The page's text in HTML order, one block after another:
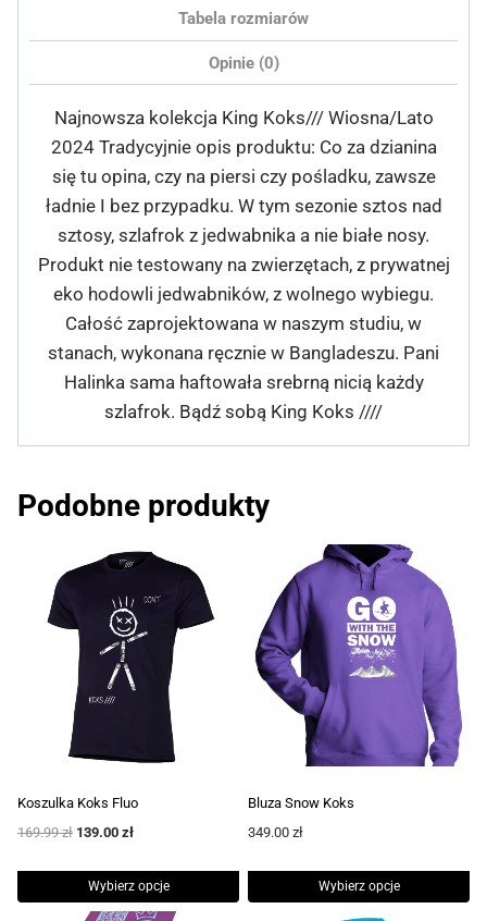
Tabela rozmiarów
Opinie (0)
Najnowsza kolekcja King Koks/// Wiosna/Lato
2024 Tradycyjnie opis produktu: Co za dzianina
się tu opina, czy na piersi czy pośladku, zawsze
ładnie I bez przypadku. W tym sezonie sztos nad
sztosy, szlafrok z jedwabnika a nie białe nosy.
Produkt nie testowany na zwierzętach, z prywatnej
eko hodowli jedwabników, z wolnego wybiegu.
Całość zaprojektowana w naszym studiu, w
stanach, wykonana ręcznie w Bangladeszu. Pani
Halinka sama haftowała srebrną nicią każdy
szlafrok. Bądź sobą King Koks ////
Podobne produkty
Koszulka Koks Fluo
169.99zł Pierwotna
wynosiła:
169.99 zł.
139.00 złAktualna
wynosi:
139.00 zł.
Wybierz opcje
Bluza Snow Koks
349.00 zł
Wybierz opcje